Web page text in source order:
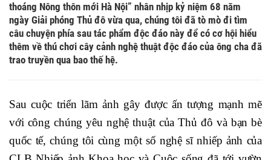
thoáng Nông thôn mới Hà Nội” nhân nhịp kỷ niệm 68 năm
ngày Giải phóng Thủ đô vừa qua, chúng tôi đã tò mò đi tìm
câu chuyện phía sau tác phẩm độc đáo này để có cơ hội hiểu
thêm về thú chơi cây cảnh nghệ thuật độc đáo của ông cha đã
trao truyền qua bao thế hệ.
Sau cuộc triển lãm ảnh gây được ấn tượng mạnh mẽ
với công chúng yêu nghệ thuật của Thủ đô và bạn bè
quốc tế, chúng tôi cùng một số nghệ sĩ nhiếp ảnh của